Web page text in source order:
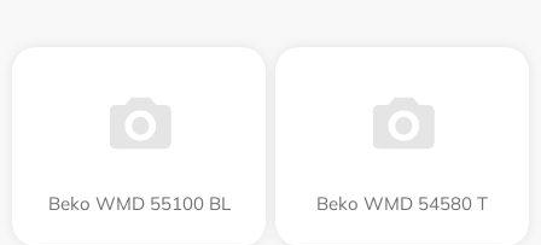
Beko WMD 55100 BL Beko WMD 54580 T